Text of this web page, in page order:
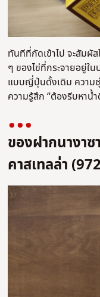
ทันทีที่กัดเข้าไป จะสัมผั
ๆ ของไข่ที่กระจายอยู่ใ
แบบญี่ปุ่นดั้งเดิม ความชุ่
ความรู้สึก “ต้องรีบหาน้
ของฝากนางาซ
คาสเทลล่า